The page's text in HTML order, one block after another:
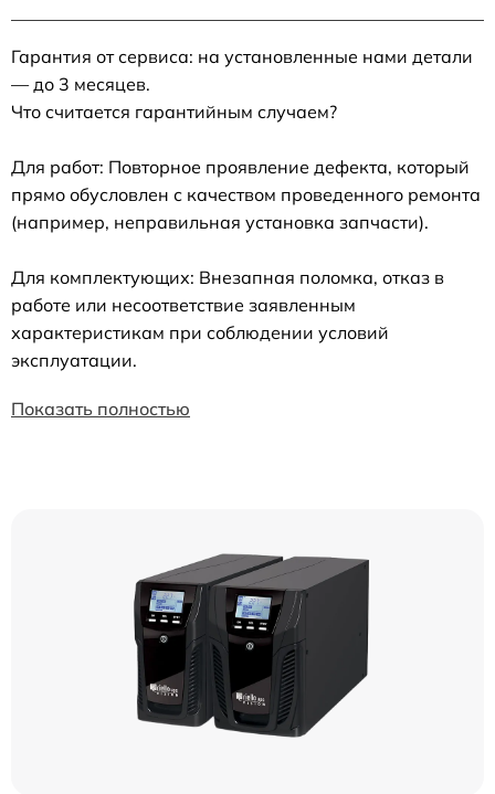
Гарантия от сервиса: на установленные нами детали
— до 3 месяцев.
Что считается гарантийным случаем?
Для работ: Повторное проявление дефекта, который
прямо обусловлен с качеством проведенного ремонта
(например, неправильная установка запчасти).
Для комплектующих: Внезапная поломка, отказ в
работе или несоответствие заявленным
характеристикам при соблюдении условий
эксплуатации.
Показать полностью